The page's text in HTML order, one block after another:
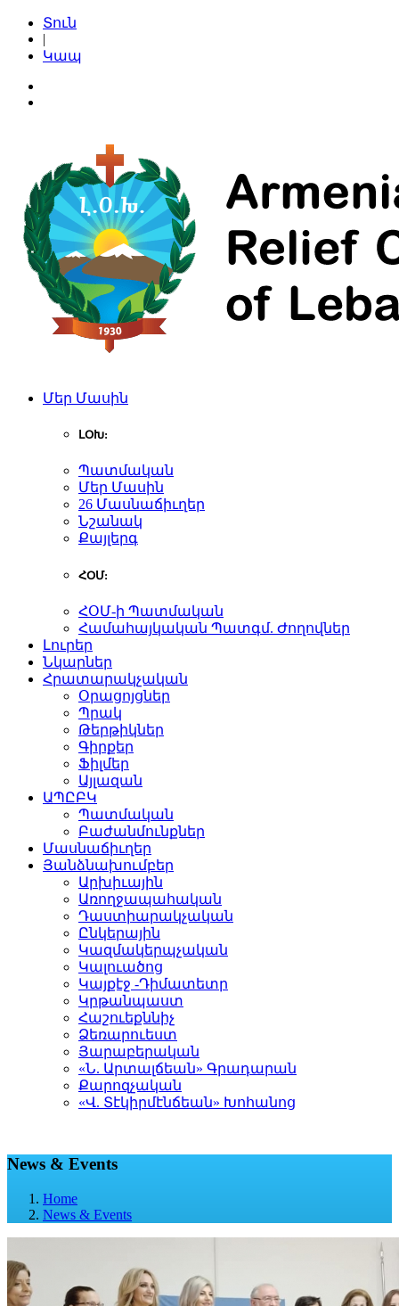
Տուն
|
Կապ
Մեր Մասին
ԼՕԽ:
Պատմական
Մեր Մասին
26 Մասնաճիւղեր
Նշանակ
Քայլերգ
ՀՕՄ:
ՀՕՄ-ի Պատմական
Համահայկական Պատգմ. Ժողովներ
Լուրեր
Նկարներ
Հրատարակչական
Օրացոյցներ
Պրակ
Թերթիկներ
Գիրքեր
Ֆիլմեր
Այլազան
ԱՊԸԲԿ
Պատմական
Բաժանմունքներ
Մասնաճիւղեր
Յանձնախումբեր
Արխիւային
Առողջապահական
Դաստիարակչական
Ընկերային
Կազմակերպչական
Կալուածոց
Կայքէջ -Դիմատետր
Կրթանպաստ
Հաշուեքննիչ
Ձեռարուեստ
Յարաբերական
«Ն. Արտալճեան» Գրադարան
Քարոզչական
«Վ. Տէկիրմէնճեան» Խոհանոց
News & Events
Home
News & Events